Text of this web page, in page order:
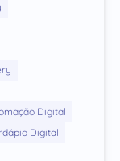
Digital
Digital